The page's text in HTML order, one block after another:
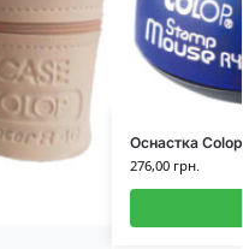
Оснастка
276,00 грн.